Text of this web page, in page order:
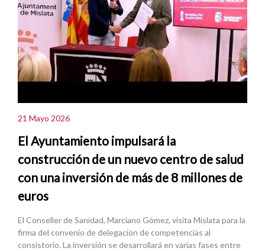
21 Mayo 2026
El Ayuntamiento impulsará la
construcción de un nuevo centro de salud
con una inversión de más de 8 millones de
euros
El Conseller de Sanidad, Marciano Gómez, visita Mislata para la
firma del convenio de delegación de competencias al
consistorio. La inversión se desarrollará en varias fases entre